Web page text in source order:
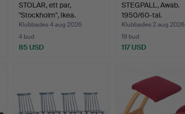
STOLAR, ett par,
"Stockholm", Ikea.
Klubbades 4 aug 2026
4 bud
85 USD
STEGPALL, Awab.
1950/60-tal.
Klubbades 2 aug 2026
19 bud
117 USD